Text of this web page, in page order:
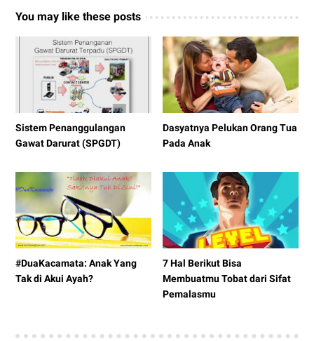
You may like these posts
Sistem Penanggulangan
Gawat Darurat (SPGDT)
Dasyatnya Pelukan Orang Tua
Pada Anak
#DuaKacamata: Anak Yang
Tak di Akui Ayah?
7 Hal Berikut Bisa
Membuatmu Tobat dari Sifat
Pemalasmu